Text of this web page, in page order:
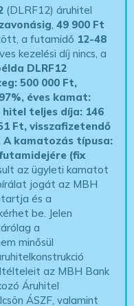
(DLRF12) áruhitel
,49 900 Ft
a futamidő 12-48
kezelési díj nincs, a
DLRF12
500 000 Ft,
éves kamat:
hitel teljes díja: 146
Ft, visszafizetendő
A kamatozás típusa:
(fix
az ügyleti kamatot
jogát az MBH
és a
be. Jelen
a
minősül
az MBH Bank
Áruhitel
ÁSZF, valamint